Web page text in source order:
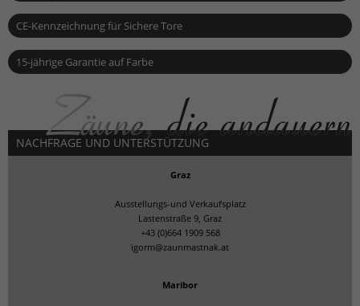
CE-Kennzeichnung für Sichere Tore
15-jährige Garantie auf Farbe
NACHFRAGE UND UNTERSTÜTZUNG
Graz
Ausstellungs-und Verkaufsplatz
Lastenstraße 9, Graz
+43 (0)664 1909 568
igorm@zaunmastnak.at
Maribor